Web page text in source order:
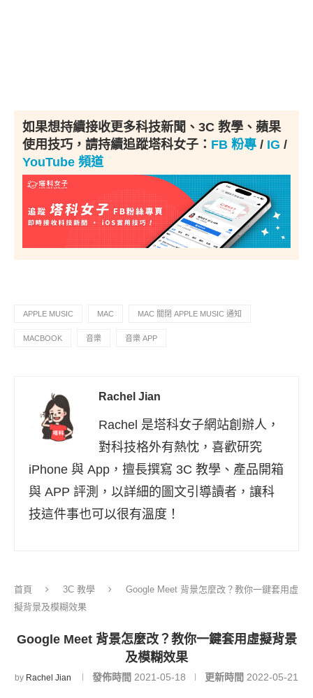
如果想持續接收更多科技新聞、3C 教學、蘋果
使用技巧，請持續追蹤塔科女子： FB 粉專 / IG /
YouTube 頻道
APPLE MUSIC MAC MAC 關閉 APPLE MUSIC 通知
MACBOOK 音樂 音樂 APP
Rachel Jian
Rachel 是塔科女子網站創辦人，
對科技格外有熱忱，喜歡研究
iPhone 與 App，擅長撰寫 3C 教學、產品開箱
與 APP 評測，以詳細的圖文引導讀者，讓科
技這件事也可以很有溫度！
首頁 3C 教學
Google Meet 背景怎麼改？教你一鍵套用虛
擬背景及模糊效果
Google Meet 背景怎麼改？教你一鍵套用虛擬背景
及模糊效果
by Rachel Jian 發佈時間 2021-05-18 更新時間 2022-05-21